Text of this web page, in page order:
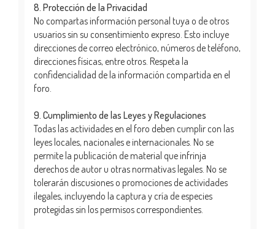
8. Protección de la Privacidad
No compartas información personal tuya o de otros
usuarios sin su consentimiento expreso. Esto incluye
direcciones de correo electrónico, números de teléfono,
direcciones físicas, entre otros. Respeta la
confidencialidad de la información compartida en el
foro.
9. Cumplimiento de las Leyes y Regulaciones
Todas las actividades en el foro deben cumplir con las
leyes locales, nacionales e internacionales. No se
permite la publicación de material que infrinja
derechos de autor u otras normativas legales. No se
tolerarán discusiones o promociones de actividades
ilegales, incluyendo la captura y cría de especies
protegidas sin los permisos correspondientes.